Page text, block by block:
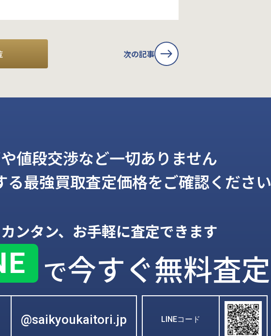
次の記事
値段交渉など一切ありません
る最強買取査定価格をご確認ください
カンタン、お手軽に査定できます
で今すぐ無料査定
@saikyoukaitori.jp LINEコード